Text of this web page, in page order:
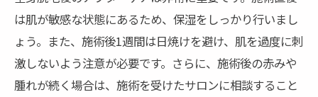
は肌が敏感な状態にあるため、保湿をしっかり行いまし
ょう。また、施術後1週間は日焼けを避け、肌を過度に刺
激しないよう注意が必要です。さらに、施術後の赤みや
腫れが続く場合は、施術を受けたサロンに相談すること